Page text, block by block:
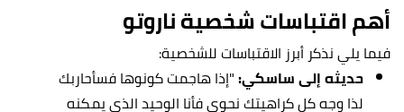
أهم اقتباسات شخصية ناروتو
فيما يلي نذكر أبرز الاقتباسات للشخصية:
حديثه إلى ساسكي:"إذا هاجمت كونوها فسأحاربك
لذا وجه كل كراهيتك نحوي فأنا الوحيد الذي يمكنه